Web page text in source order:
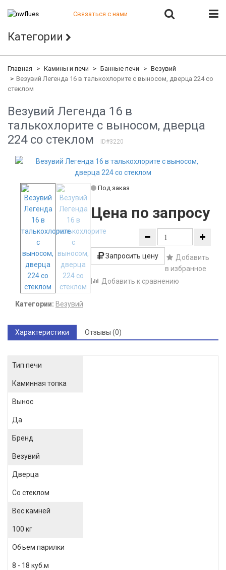
Связаться с нами
+7 (812) 542-07-85
+7 (812) 380-41-39
Категории
Главная Камины и печи Банные печи
Везувий
Везувий Легенда 16 в талькохлорите c выносом, дверца 224 со
стеклом
Везувий Легенда 16 в
талькохлорите c выносом, дверца
224 со стеклом
ID#3220
Под заказ
Цена по запросу
Запросить цену
Добавить
в избранное
Добавить к сравнению
Категории: Везувий
Характеристики Отзывы (0)
Тип печи
Каминная топка
Вынос
Да
Бренд
Везувий
Дверца
Со стеклом
Вес камней
100 кг
Объем парилки
8 - 18 куб.м